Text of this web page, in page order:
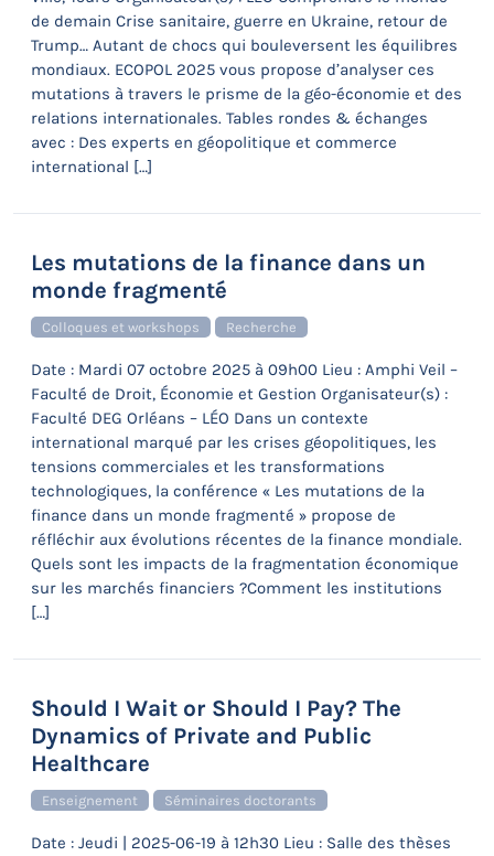
de demain Crise sanitaire, guerre en Ukraine, retour de
Trump… Autant de chocs qui bouleversent les équilibres
mondiaux. ECOPOL 2025 vous propose d’analyser ces
mutations à travers le prisme de la géo-économie et des
relations internationales. Tables rondes & échanges
avec : Des experts en géopolitique et commerce
international […]
Les mutations de la finance dans un
monde fragmenté
Colloques et workshops Recherche
Date : Mardi 07 octobre 2025 à 09h00 Lieu : Amphi Veil –
Faculté de Droit, Économie et Gestion Organisateur(s) :
Faculté DEG Orléans – LÉO Dans un contexte
international marqué par les crises géopolitiques, les
tensions commerciales et les transformations
technologiques, la conférence « Les mutations de la
finance dans un monde fragmenté » propose de
réfléchir aux évolutions récentes de la finance mondiale.
Quels sont les impacts de la fragmentation économique
sur les marchés financiers ?Comment les institutions
[…]
Should I Wait or Should I Pay? The
Dynamics of Private and Public
Healthcare
Enseignement Séminaires doctorants
Date : Jeudi | 2025-06-19 à 12h30 Lieu : Salle des thèses